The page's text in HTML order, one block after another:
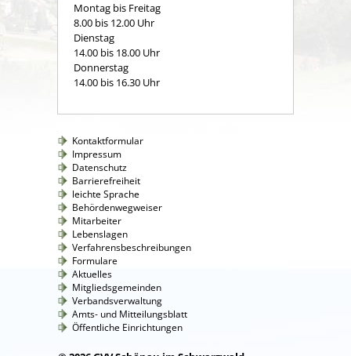
Montag bis Freitag
8.00 bis 12.00 Uhr
Dienstag
14.00 bis 18.00 Uhr
Donnerstag
14.00 bis 16.30 Uhr
Kontaktformular
Impressum
Datenschutz
Barrierefreiheit
leichte Sprache
Behördenwegweiser
Mitarbeiter
Lebenslagen
Verfahrensbeschreibungen
Formulare
Aktuelles
Mitgliedsgemeinden
Verbandsverwaltung
Amts- und Mitteilungsblatt
Öffentliche Einrichtungen